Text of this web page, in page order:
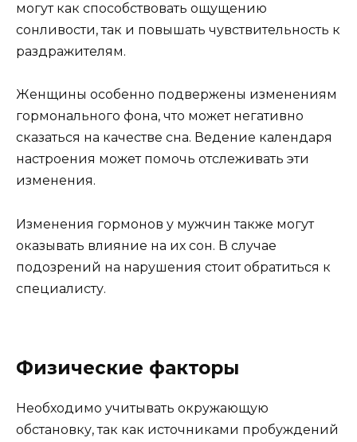
могут как способствовать ощущению
сонливости, так и повышать чувствительность к
раздражителям.
Женщины особенно подвержены изменениям
гормонального фона, что может негативно
сказаться на качестве сна. Ведение календаря
настроения может помочь отслеживать эти
изменения.
Изменения гормонов у мужчин также могут
оказывать влияние на их сон. В случае
подозрений на нарушения стоит обратиться к
специалисту.
Физические факторы
Необходимо учитывать окружающую
обстановку, так как источниками пробуждений